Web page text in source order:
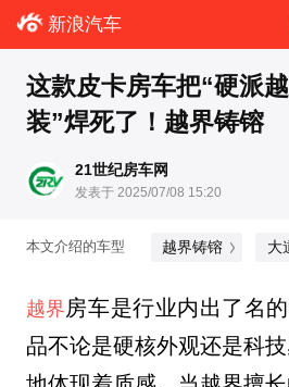
新浪汽车
这款皮卡房车把“硬派
装”焊死了！越界铸镕
21世纪房车网
发表于 2025/07/08 15:20
本文介绍的车型 越界铸镕 大
越界 房车是行业内出了名
品不论是硬核外观还是科